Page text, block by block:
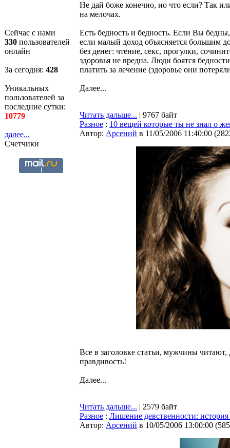
Сейчас с нами
330 пользователей
онлайн
За сегодня: 428
Уникальных
пользователей за
последние сутки:
10779
далее...
Счетчики
Не дай боже конечно, но что если? Так
на мелочах.
Есть бедность и бедность. Если Вы
если малый доход объясняется большим
без денег: чтение, секс, прогулки,
здоровья не вредна. Люди боятся
платить за лечение (здоровье они
Далее...
Читать дальше... | 9767 байт
Разное : 10 вещей которые ты не знал о
Автор: Арсений в 11/05/2006 11:40:00 (
Все в заголовке статьи, мужчины
правдивость!
Далее...
Читать дальше... | 2579 байт
Разное : Лишение девственности:
Автор: Арсений в 10/05/2006 13:00:00 (